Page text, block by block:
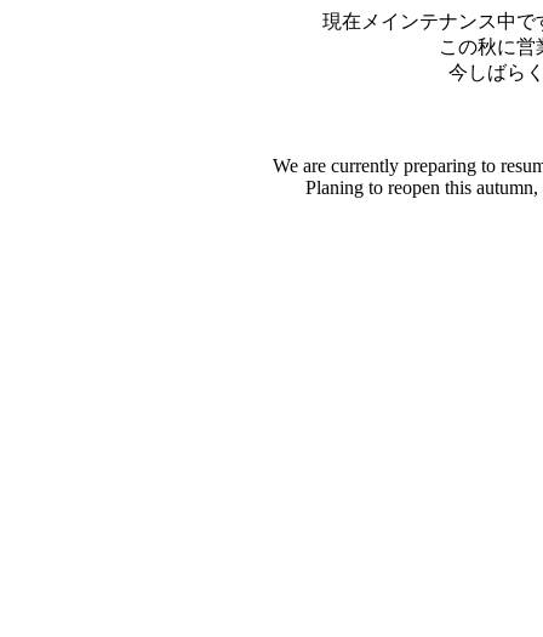
現在メインテナンス中
この秋に営
今しばら
We are currently preparing to
Planing to reopen this